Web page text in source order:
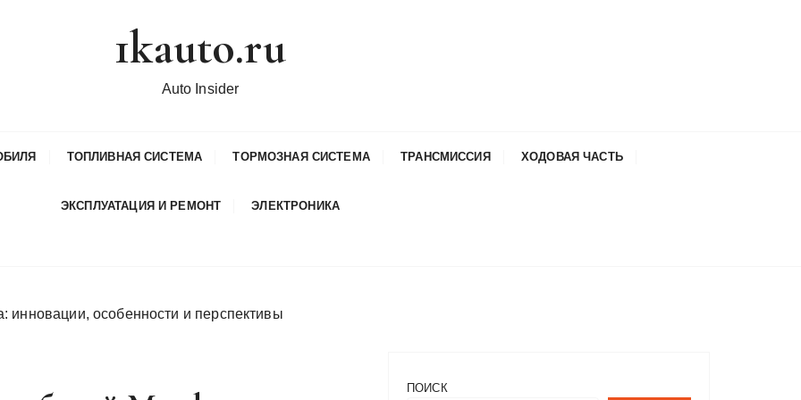
1kauto.ru
Auto Insider
ТОПЛИВНАЯ СИСТЕМА ТОРМОЗНАЯ СИСТЕМА ТРАНСМИССИЯ ХОДОВАЯ ЧАСТЬ
ЭКСПЛУАТАЦИЯ И РЕМОНТ ЭЛЕКТРОНИКА
инновации, особенности и перспективы
ПОИСК